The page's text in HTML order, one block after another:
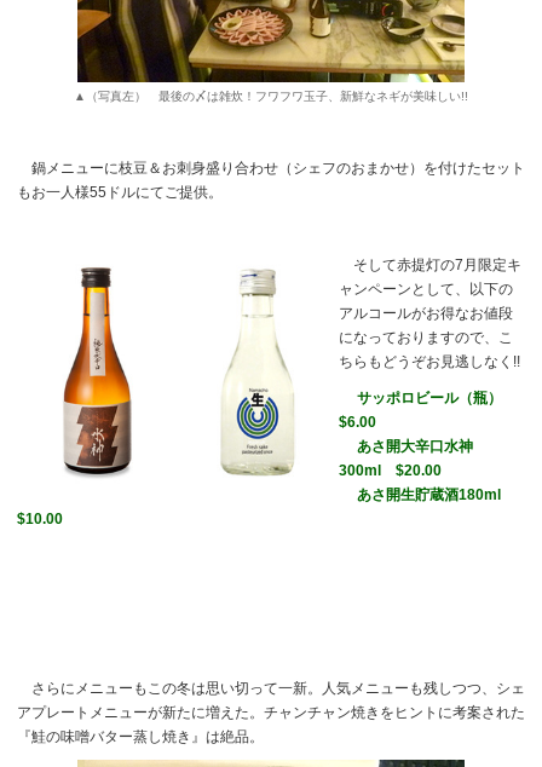
▲（写真左） 最後の〆は雑炊！フワフワ玉子、新鮮なネギが美味しい!!
鍋メニューに枝豆＆お刺身盛り合わせ（シェフのおまかせ）を付けたセット
もお一人様55ドルにてご提供。
そして赤提灯の7月限定キ
ャンペーンとして、以下の
アルコールがお得なお値段
になっておりますので、こ
ちらもどうぞお見逃しなく!!
サッポロビール（瓶）
$6.00
あさ開大辛口水神
300ml $20.00
あさ開生貯蔵酒180ml
$10.00
さらにメニューもこの冬は思い切って一新。人気メニューも残しつつ、シェ
アプレートメニューが新たに増えた。チャンチャン焼きをヒントに考案された
『鮭の味噌バター蒸し焼き』は絶品。